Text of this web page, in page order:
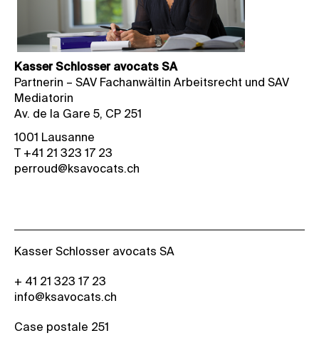
Kasser Schlosser avocats SA
Partnerin – SAV Fachanwältin Arbeitsrecht und SAV
Mediatorin
Av. de la Gare 5, CP 251
1001 Lausanne
T +41 21 323 17 23
perroud@ksavocats.ch
Kasser Schlosser avocats SA
+ 41 21 323 17 23
info@ksavocats.ch
Case postale 251